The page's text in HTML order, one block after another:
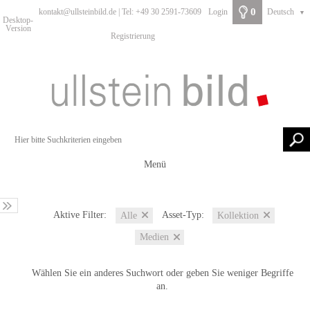
Desktop-
Version
kontakt@ullsteinbild.de | Tel: +49 30 2591-73609 Login
Registrierung
0 Deutsch ▼
Menü
Aktive Filter: Alle Asset-Typ: Kollektion
Medien
Wählen Sie ein anderes Suchwort oder geben Sie weniger Begriffe
an.